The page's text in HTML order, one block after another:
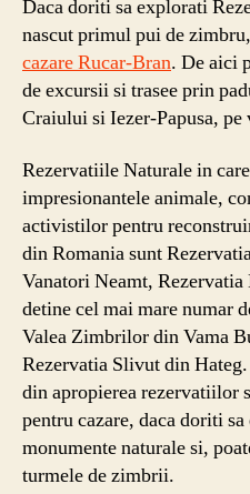
Daca doriti sa explorati
nascut primul pui de
cazare Rucar-Bran. De aici
de excursii si trasee prin
Craiului si Iezer-Papusa,
Rezervatiile Naturale in
impresionantele animale,
activistilor pentru
din Romania sunt
Vanatori Neamt,
detine cel mai mare numar
Valea Zimbrilor din Vama
Rezervatia Slivut din
din apropierea rezervatiilor
pentru cazare, daca doriti
monumente naturale si,
turmele de zimbrii.